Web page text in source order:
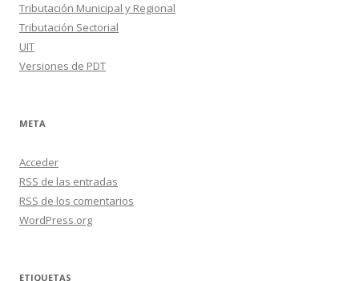
Tributación Municipal y Regional
Tributación Sectorial
UIT
Versiones de PDT
META
Acceder
RSS de las entradas
RSS de los comentarios
WordPress.org
ETIQUETAS